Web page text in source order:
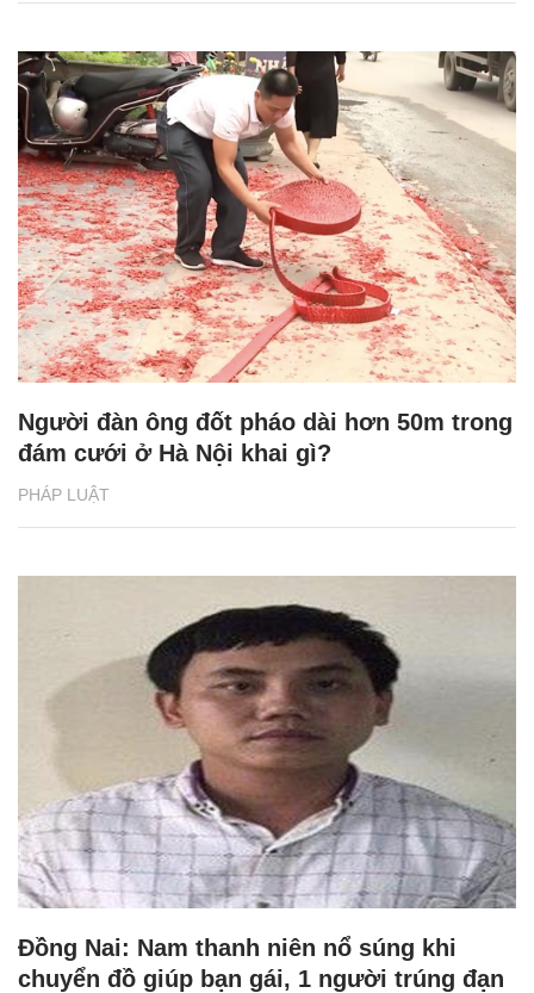
PHÁP LUẬT
Người đàn ông đốt pháo dài hơn 50m trong
đám cưới ở Hà Nội khai gì?
Đồng Nai: Nam thanh niên nổ súng khi
chuyển đồ giúp bạn gái, 1 người trúng đạn